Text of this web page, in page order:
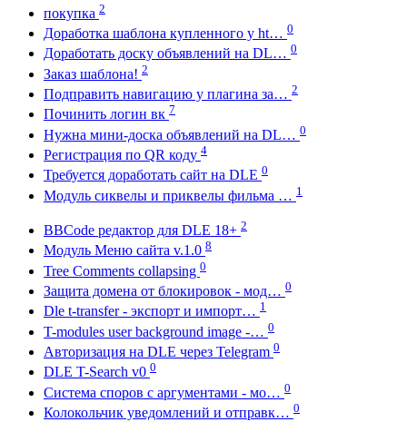
покупка 2
Доработка шаблона купленного у ht… 0
Доработать доску объявлений на DL… 0
Заказ шаблона! 2
Подправить навигацию у плагина за… 2
Починить логин вк 7
Нужна мини-доска объявлений на DL… 0
Регистрация по QR коду 4
Требуется доработать сайт на DLE 0
Модуль сиквелы и приквелы фильма … 1
BBCode редактор для DLE 18+ 2
Модуль Меню сайта v.1.0 8
Tree Comments collapsing 0
Защита домена от блокировок - мод… 0
Dle t-transfer - экспорт и импорт… 1
T-modules user background image -… 0
Авторизация на DLE через Telegram 0
DLE T-Search v0 0
Система споров с аргументами - мо… 0
Колокольчик уведомлений и отправк… 0